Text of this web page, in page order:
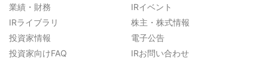
業績・財務
IRイベント
IRライブラリ
株主・株式情報
投資家情報
電子公告
投資家向けFAQ
IRお問い合わせ